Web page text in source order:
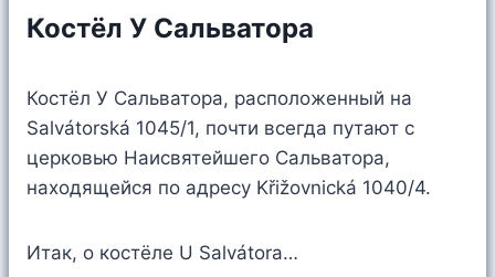
Костёл У Сальватора
Костёл У Сальватора, расположенный на
Salvátorská 1045/1, почти всегда путают с
церковью Наисвятейшего Сальватора,
находящейся по адресу Křižovnická 1040/4.
Итак, о костёле U Salvátora…